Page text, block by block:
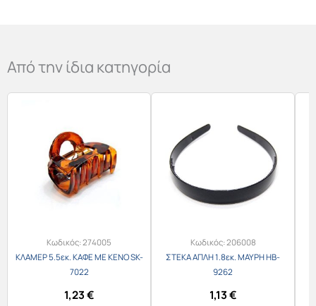
Από την ίδια κατηγορία
Κωδικός:274005
ΚΛΑΜΕΡ 5.5εκ. ΚΑΦΕ ΜΕ ΚΕΝΟ SK-
7022
1,23€
Κωδικός:206008
ΣΤΕΚΑ ΑΠΛΗ 1.8εκ. ΜΑΥΡΗ HB-
9262
1,13€